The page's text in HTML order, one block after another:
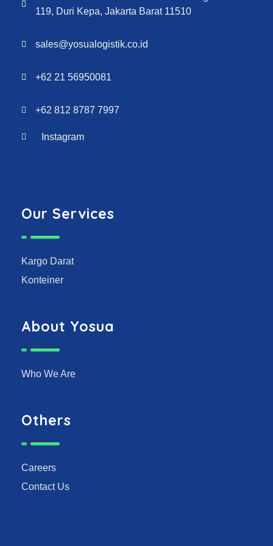
119, Duri Kepa, Jakarta Barat 11510
sales@yosualogistik.co.id
+62 21 56950081
+62 812 8787 7997
Instagram
Our Services
Kargo Darat
Konteiner
About Yosua
Who We Are
Others
Careers
Contact Us